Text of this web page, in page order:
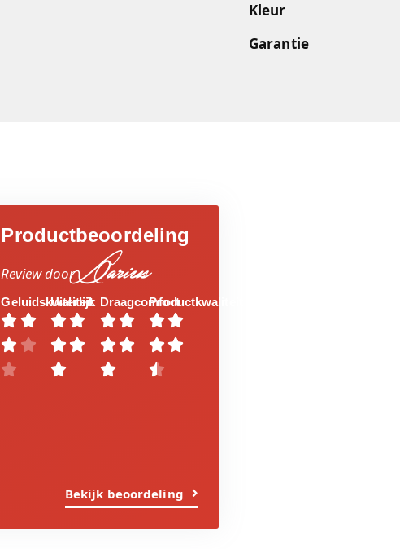
Kleur
Garantie
Productbeoordeling
Review doorDarius
Geluidskwaliteit
 
 

Uiterlijk



Draagcomfort



Productkwaliteit



Bekijk beoordeling